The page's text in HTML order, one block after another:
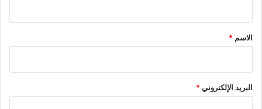
*
الاسم *
البريد الإلكتروني*